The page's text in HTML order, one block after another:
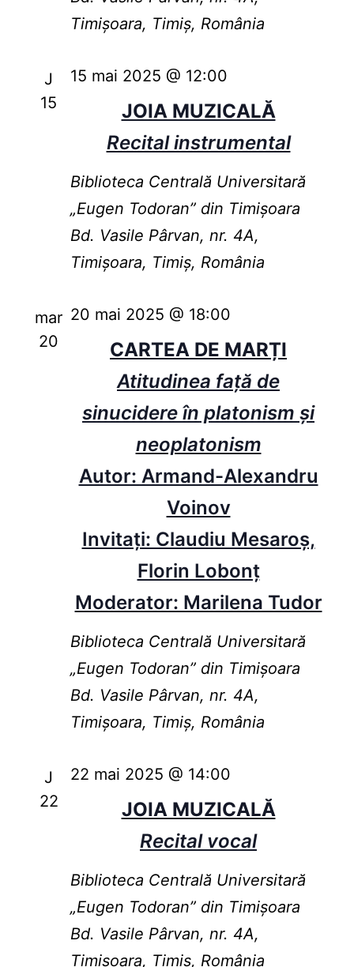
Timișoara, Timiș, România
J
15
JOIA MUZICALĂ
Recital instrumental
15 mai 2025 @ 12:00
Biblioteca Centrală Universitară
„Eugen Todoran” din Timişoara
Bd. Vasile Pârvan, nr. 4A,
Timișoara, Timiș, România
mar
20
CARTEA DE MARȚI
Atitudinea faţă de
sinucidere în platonism şi
neoplatonism
Autor: Armand-Alexandru
Voinov
Invitați: Claudiu Mesaroș,
Florin Lobonț
Moderator: Marilena Tudor
20 mai 2025 @ 18:00
Biblioteca Centrală Universitară
„Eugen Todoran” din Timişoara
Bd. Vasile Pârvan, nr. 4A,
Timișoara, Timiș, România
J
22
JOIA MUZICALĂ
Recital vocal
22 mai 2025 @ 14:00
Biblioteca Centrală Universitară
„Eugen Todoran” din Timişoara
Bd. Vasile Pârvan, nr. 4A,
Timișoara, Timiș, România